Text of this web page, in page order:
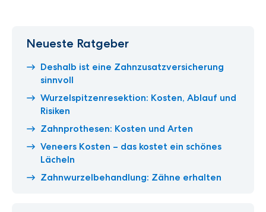
Neueste Ratgeber
Deshalb ist eine Zahnzusatzversicherung
sinnvoll
Wurzelspitzenresektion: Kosten, Ablauf und
Risiken
Zahnprothesen: Kosten und Arten
Veneers Kosten – das kostet ein schönes
Lächeln
Zahnwurzelbehandlung: Zähne erhalten